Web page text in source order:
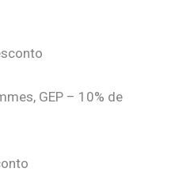
GEP – 10% de